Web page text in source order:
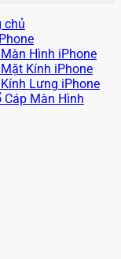
chủ
Hình iPhone
Kính iPhone
Lưng iPhone
Cáp Màn Hình